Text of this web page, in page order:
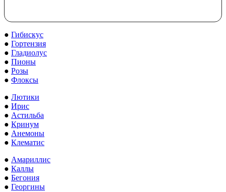
● Гибискус
● Гортензия
● Гладиолус
● Пионы
● Розы
● Флоксы
● Лютики
● Ирис
● Астильба
● Кринум
● Анемоны
● Клематис
● Амариллис
● Каллы
● Бегония
● Георгины